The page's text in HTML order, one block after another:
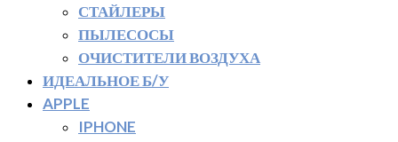
СТАЙЛЕРЫ
ПЫЛЕСОСЫ
ОЧИСТИТЕЛИ ВОЗДУХА
ИДЕАЛЬНОЕ Б/У
APPLE
IPHONE